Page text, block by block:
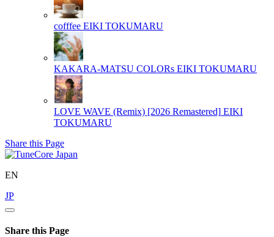
cofffee EIKI TOKUMARU
KAKARA-MATSU COLORs EIKI TOKUMARU
LOVE WAVE (Remix) [2026 Remastered] EIKI
TOKUMARU
Share this Page
EN
JP
Share this Page